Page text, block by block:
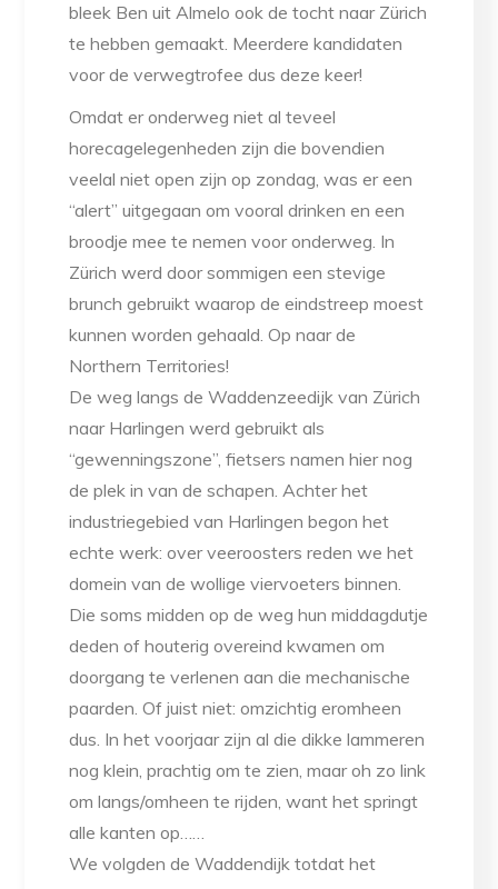
bleek Ben uit Almelo ook de tocht naar Zürich
te hebben gemaakt. Meerdere kandidaten
voor de verwegtrofee dus deze keer!
Omdat er onderweg niet al teveel
horecagelegenheden zijn die bovendien
veelal niet open zijn op zondag, was er een
“alert” uitgegaan om vooral drinken en een
broodje mee te nemen voor onderweg. In
Zürich werd door sommigen een stevige
brunch gebruikt waarop de eindstreep moest
kunnen worden gehaald. Op naar de
Northern Territories!
De weg langs de Waddenzeedijk van Zürich
naar Harlingen werd gebruikt als
“gewenningszone”, fietsers namen hier nog
de plek in van de schapen. Achter het
industriegebied van Harlingen begon het
echte werk: over veeroosters reden we het
domein van de wollige viervoeters binnen.
Die soms midden op de weg hun middagdutje
deden of houterig overeind kwamen om
doorgang te verlenen aan die mechanische
paarden. Of juist niet: omzichtig eromheen
dus. In het voorjaar zijn al die dikke lammeren
nog klein, prachtig om te zien, maar oh zo link
om langs/omheen te rijden, want het springt
alle kanten op……
We volgden de Waddendijk totdat het